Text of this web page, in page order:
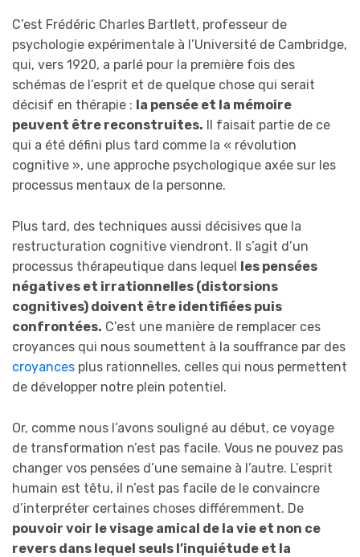
C’est Frédéric Charles Bartlett, professeur de
psychologie expérimentale à l’Université de Cambridge,
qui, vers 1920, a parlé pour la première fois des
schémas de l’esprit et de quelque chose qui serait
décisif en thérapie : la pensée et la mémoire
peuvent être reconstruites. Il faisait partie de ce
qui a été défini plus tard comme la « révolution
cognitive », une approche psychologique axée sur les
processus mentaux de la personne.
Plus tard, des techniques aussi décisives que la
restructuration cognitive viendront. Il s’agit d’un
processus thérapeutique dans lequel les pensées
négatives et irrationnelles (distorsions
cognitives) doivent être identifiées puis
confrontées. C’est une manière de remplacer ces
croyances qui nous soumettent à la souffrance par des
croyances plus rationnelles, celles qui nous permettent
de développer notre plein potentiel.
Or, comme nous l’avons souligné au début, ce voyage
de transformation n’est pas facile. Vous ne pouvez pas
changer vos pensées d’une semaine à l’autre. L’esprit
humain est têtu, il n’est pas facile de le convaincre
d’interpréter certaines choses différemment. De
pouvoir voir le visage amical de la vie et non ce
revers dans lequel seuls l’inquiétude et la